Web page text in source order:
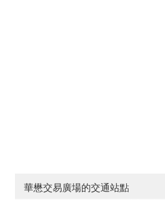
華懋交易廣場的交通站點